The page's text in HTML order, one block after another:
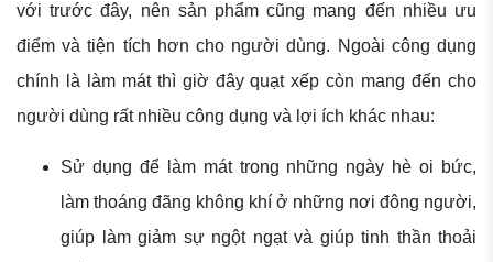
với trước đây, nên sản phẩm cũng mang đến nhiều ưu
điểm và tiện tích hơn cho người dùng. Ngoài công dụng
chính là làm mát thì giờ đây quạt xếp còn mang đến cho
người dùng rất nhiều công dụng và lợi ích khác nhau:
Sử dụng để làm mát trong những ngày hè oi bức,
làm thoáng đãng không khí ở những nơi đông người,
giúp làm giảm sự ngột ngạt và giúp tinh thần thoải